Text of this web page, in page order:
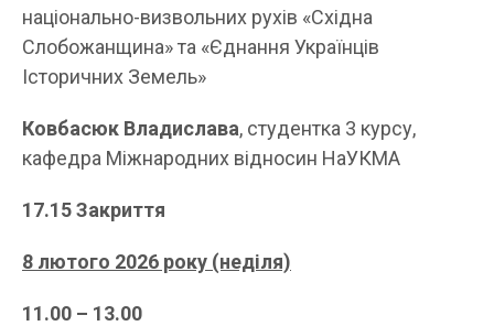
національно-визвольних рухів «Східна
Слобожанщина» та «Єднання Українців
Історичних Земель»
Ковбасюк Владислава, студентка 3 курсу,
кафедра Міжнародних відносин НаУКМА
17.15Закриття
8 лютого 2026 року (неділя)
11.00 – 13.00